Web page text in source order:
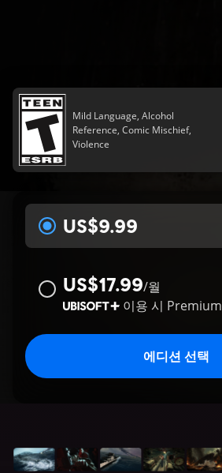
Mild Language, Alcohol
Reference, Comic Mischief,
Violence
US$9.99
US$17.99/월
이용 시 Premium
에디션 선택